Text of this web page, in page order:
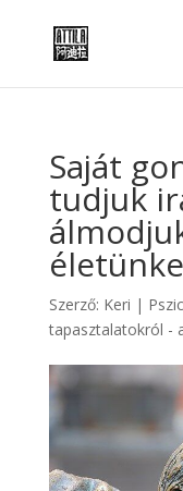
Saját
tudjuk
Szerző: Keri |
tapasztalatokról -